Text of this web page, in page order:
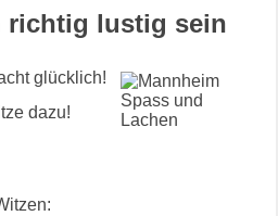
richtig lustig sein
glücklich!
dazu!